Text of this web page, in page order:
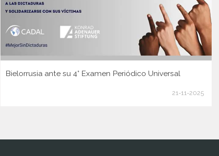
Bielorrusia ante su 4° Examen Periódico Universal
21-11-2025